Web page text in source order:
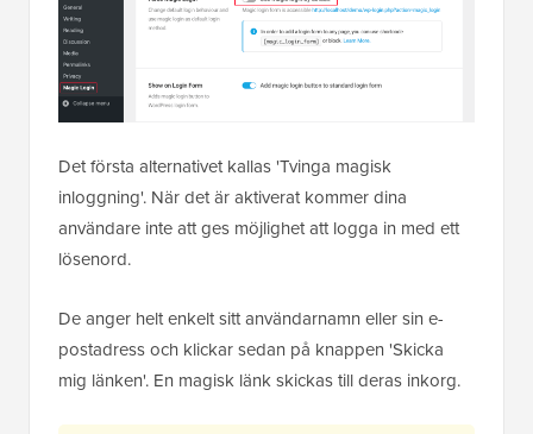
Det första alternativet kallas 'Tvinga magisk
inloggning'. När det är aktiverat kommer dina
användare inte att ges möjlighet att logga in med ett
lösenord.
De anger helt enkelt sitt användarnamn eller sin e-
postadress och klickar sedan på knappen 'Skicka
mig länken'. En magisk länk skickas till deras inkorg.